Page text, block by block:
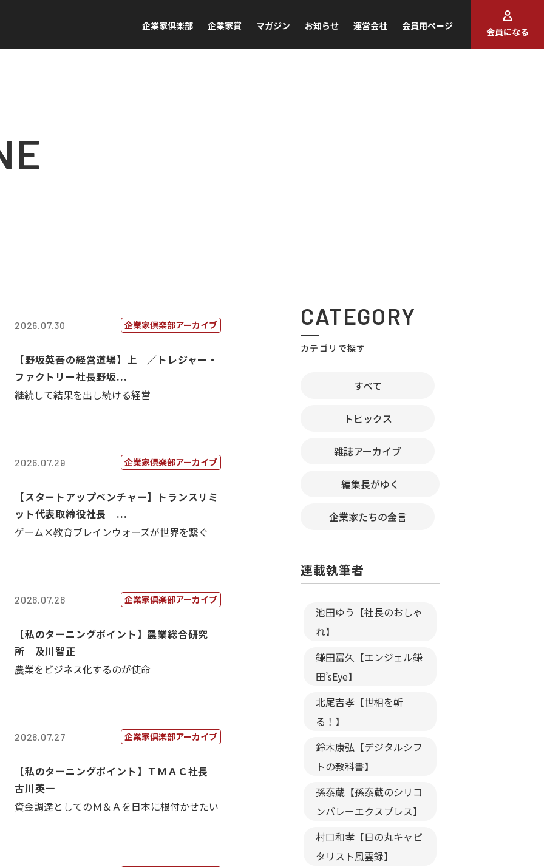
企業家倶楽部 企業家賞 マガジン お知らせ 運営会社 会員用ページ
会員になる
2026.07.30 企業家倶楽部アーカイブ
【野坂英吾の経営道場】上 ／トレジャー・
ファクトリー社長野坂...
継続して結果を出し続ける経営
2026.07.29 企業家倶楽部アーカイブ
【スタートアップベンチャー】トランスリミ
ット代表取締役社長 ...
ゲーム×教育ブレインウォーズが世界を繋ぐ
2026.07.28 企業家倶楽部アーカイブ
【私のターニングポイント】農業総合研究
所 及川智正
農業をビジネス化するのが使命
2026.07.27 企業家倶楽部アーカイブ
【私のターニングポイント】ＴＭＡＣ社長
古川英一
資金調達としてのＭ＆Ａを日本に根付かせたい
CATEGORY
カテゴリで探す
すべて
トピックス
雑誌アーカイブ
編集長がゆく
企業家たちの金言
連載執筆者
池田ゆう【社長のおしゃ
れ】
鎌田富久【エンジェル鎌
田’sEye】
北尾吉孝【世相を斬
る！】
鈴木康弘【デジタルシフ
トの教科書】
孫泰蔵【孫泰蔵のシリコ
ンバレーエクスプレス】
村口和孝【日の丸キャピ
タリスト風雲録】